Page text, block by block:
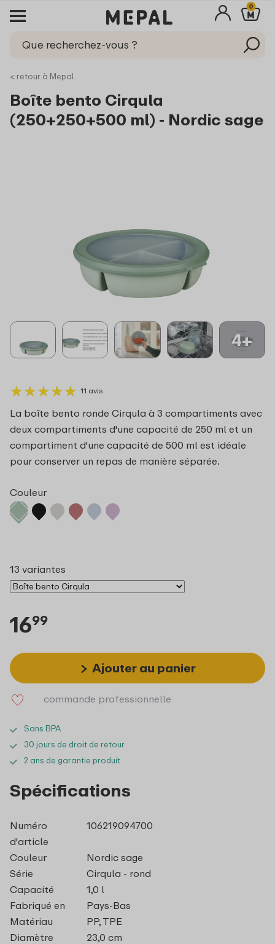
0
< retour à Mepal
Boîte bento Cirqula
(250+250+500 ml) - Nordic sage
4+
★★★★★
★★★★★ 11 avis
La boîte bento ronde Cirqula à 3 compartiments avec
deux compartiments d'une capacité de 250 ml et un
compartiment d'une capacité de 500 ml est idéale
pour conserver un repas de manière séparée.
Couleur
13 variantes
1699
Ajouter au panier
commande professionnelle
Sans BPA
30 jours de droit de retour
2 ans de garantie produit
Spécifications
Numéro
d'article
106219094700
Couleur
Nordic sage
Série
Cirqula - rond
Capacité
1,0 l
Fabriqué en
Pays-Bas
Matériau
PP, TPE
Diamètre
23,0 cm